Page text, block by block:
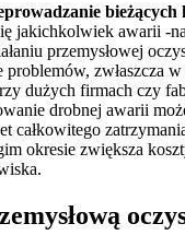
bieżących
jakichkolwiek awarii -
przemysłowej
zwłaszcza
dużych firmach czy
drobnej awarii
całkowitego
okresie zwiększa